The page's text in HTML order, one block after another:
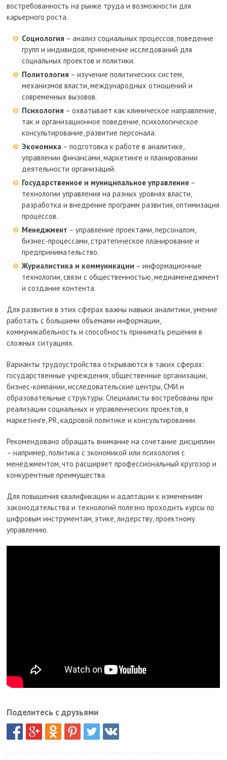
востребованность на рынке труда и возможности для
карьерного роста.
Социология – анализ социальных процессов, поведение
групп и индивидов, применение исследований для
социальных проектов и политики.
Политология – изучение политических систем,
механизмов власти, международных отношений и
современных вызовов.
Психология – охватывает как клиническое направление,
так и организационное поведение, психологическое
консультирование, развитие персонала.
Экономика – подготовка к работе в аналитике,
управлении финансами, маркетинге и планировании
деятельности организаций.
Государственное и муниципальное управление –
технологии управления на разных уровнях власти,
разработка и внедрение программ развития, оптимизация
процессов.
Менеджмент – управление проектами, персоналом,
бизнес-процессами, стратегическое планирование и
предпринимательство.
Журналистика и коммуникации – информационные
технологии, связи с общественностью, медиаменеджмент
и создание контента.
Для развития в этих сферах важны навыки аналитики, умение
работать с большими объемами информации,
коммуникабельность и способность принимать решения в
сложных ситуациях.
Варианты трудоустройства открываются в таких сферах:
государственные учреждения, общественные организации,
бизнес-компании, исследовательские центры, СМИ и
образовательные структуры. Специалисты востребованы при
реализации социальных и управленческих проектов, в
маркетинге, PR, кадровой политике и консультировании.
Рекомендовано обращать внимание на сочетание дисциплин
– например, политика с экономикой или психология с
менеджментом, что расширяет профессиональный кругозор и
конкурентные преимущества.
Для повышения квалификации и адаптации к изменениям
законодательства и технологий полезно проходить курсы по
цифровым инструментам, этике, лидерству, проектному
управлению.
Поделитесь с друзьями